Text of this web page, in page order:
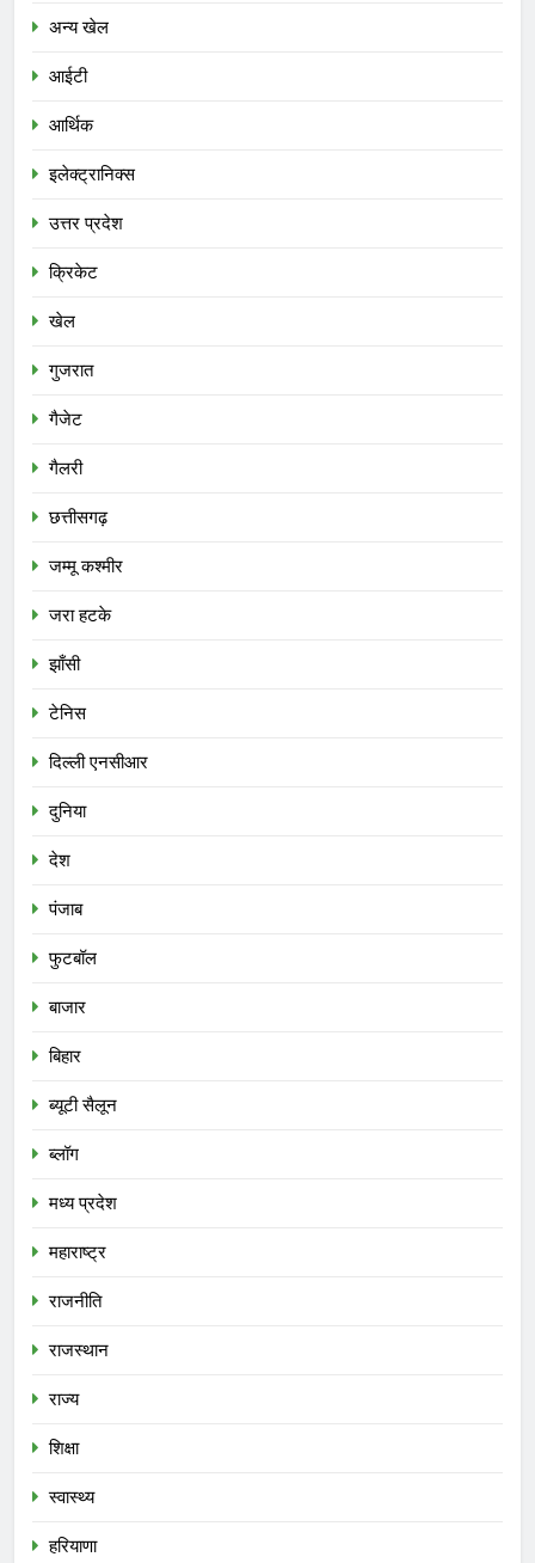
अन्य खेल
आईटी
आर्थिक
इलेक्ट्रानिक्स
उत्तर प्रदेश
क्रिकेट
खेल
गुजरात
गैजेट
गैलरी
छत्तीसगढ़
जम्मू कश्मीर
जरा हटके
झाँसी
टेनिस
दिल्ली एनसीआर
दुनिया
देश
पंजाब
फुटबॉल
बाजार
बिहार
ब्यूटी सैलून
ब्लॉग
मध्य प्रदेश
महाराष्ट्र
राजनीति
राजस्थान
राज्य
शिक्षा
स्वास्थ्य
हरियाणा